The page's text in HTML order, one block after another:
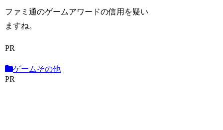
ファミ通のゲームアワードの信用を疑い
ますね。
PR
ゲームその他
PR